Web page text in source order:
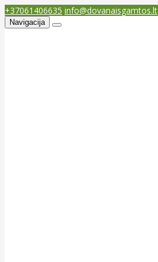
+37061406635 info@dovanaisgamtos.lt
Navigacija